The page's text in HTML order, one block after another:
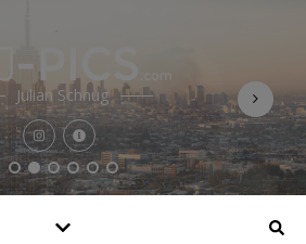
Julian Schnug